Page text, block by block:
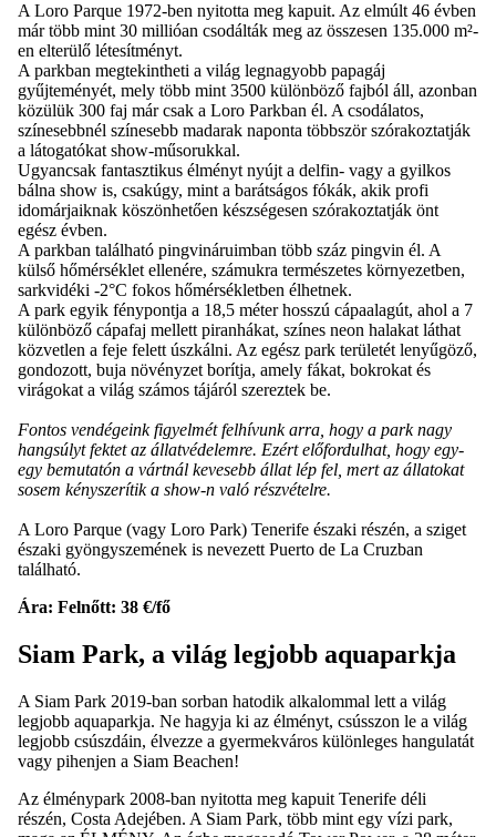
A Loro Parque 1972-ben nyitotta meg kapuit. Az elmúlt 46 évben
már több mint 30 millióan csodálták meg az összesen 135.000 m²-
en elterülő létesítményt.
A parkban megtekintheti a világ legnagyobb papagáj
gyűjteményét, mely több mint 3500 különböző fajból áll, azonban
közülük 300 faj már csak a Loro Parkban él. A csodálatos,
színesebbnél színesebb madarak naponta többször szórakoztatják
a látogatókat show-műsorukkal.
Ugyancsak fantasztikus élményt nyújt a delfin- vagy a gyilkos
bálna show is, csakúgy, mint a barátságos fókák, akik profi
idomárjaiknak köszönhetően készségesen szórakoztatják önt
egész évben.
A parkban található pingvináruimban több száz pingvin él. A
külső hőmérséklet ellenére, számukra természetes környezetben,
sarkvidéki -2°C fokos hőmérsékletben élhetnek.
A park egyik fénypontja a 18,5 méter hosszú cápaalagút, ahol a 7
különböző cápafaj mellett piranhákat, színes neon halakat láthat
közvetlen a feje felett úszkálni. Az egész park területét lenyűgöző,
gondozott, buja növényzet borítja, amely fákat, bokrokat és
virágokat a világ számos tájáról szereztek be.
Fontos vendégeink figyelmét felhívunk arra, hogy a park nagy
hangsúlyt fektet az állatvédelemre. Ezért előfordulhat, hogy egy-
egy bemutatón a vártnál kevesebb állat lép fel, mert az állatokat
sosem kényszerítik a show-n való részvételre.
A Loro Parque (vagy Loro Park) Tenerife északi részén, a sziget
északi gyöngyszemének is nevezett Puerto de La Cruzban
található.
Ára: Felnőtt: 38 €/fő
Siam Park, a világ legjobb aquaparkja
A Siam Park 2019-ban sorban hatodik alkalommal lett a világ
legjobb aquaparkja. Ne hagyja ki az élményt, csússzon le a világ
legjobb csúszdáin, élvezze a gyermekváros különleges hangulatát
vagy pihenjen a Siam Beachen!
Az élménypark 2008-ban nyitotta meg kapuit Tenerife déli
részén, Costa Adejében. A Siam Park, több mint egy vízi park,